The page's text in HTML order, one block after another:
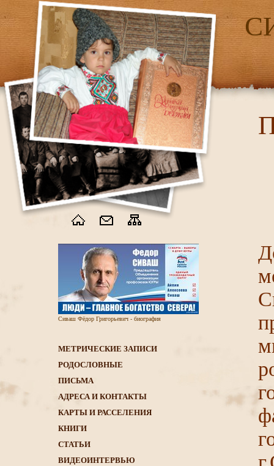
Сиваш Фёдор Григорьевич - биография
МЕТРИЧЕСКИЕ ЗАПИСИ
РОДОСЛОВНЫЕ
ПИСЬМА
АДРЕСА И КОНТАКТЫ
КАРТЫ И РАССЕЛЕНИЯ
КНИГИ
CТАТЬИ
ВИДЕОИНТЕРВЬЮ